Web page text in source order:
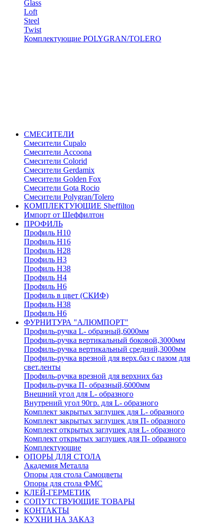
Glass
Loft
Steel
Twist
Комплектующие POLYGRAN/TOLERO
СМЕСИТЕЛИ
Cмесители Cupalo
Смесители Accoona
Смесители Colorid
Смесители Gerdamix
Смесители Golden Fox
Смесители Gota Rocio
Смесители Polygran/Tolero
КОМПЛЕКТУЮЩИЕ Sheffilton
Импорт от Шеффилтон
ПРОФИЛЬ
Профиль H10
Профиль H16
Профиль H28
Профиль H3
Профиль H38
Профиль H4
Профиль H6
Профиль в цвет (СКИФ)
Профиль H38
Профиль H6
ФУРНИТУРА "АЛЮМПОРТ"
Профиль-ручка L- образный,6000мм
Профиль-ручка вертикальный боковой,3000мм
Профиль-ручка вертикальный средний,3000мм
Профиль-ручка врезной для верх.баз с пазом для
свет.ленты
Профиль-ручка врезной для верхних баз
Профиль-ручка П- образный,6000мм
Внешний угол для L- образного
Внутрений угол 90гр. для L- образного
Комплект закрытых заглушек для L- образного
Комплект закрытых заглушек для П- образного
Комплект открытых заглушек для L- образного
Комплект открытых заглушек для П- образного
Комплектующие
ОПОРЫ ДЛЯ СТОЛА
Академия Металла
Опоры для стола Самоцветы
Опоры для стола ФМС
КЛЕЙ-ГЕРМЕТИК
СОПУТСТВУЮЩИЕ ТОВАРЫ
КОНТАКТЫ
КУХНИ НА ЗАКАЗ